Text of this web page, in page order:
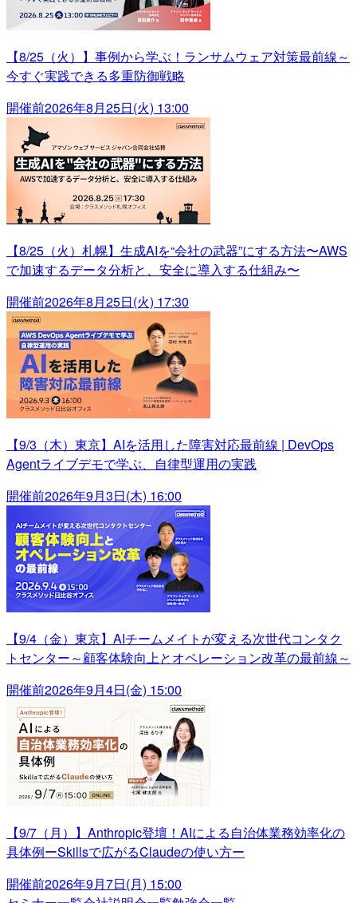
【8/25（火）】事例から学ぶ！ランサムウェア対策最前線～
今すぐ実践できる多重防御戦略
開催前2026年8月25日(火) 13:00
【8/25（火）札幌】生成AIを“会社の武器”にする方法〜AWS
で加速するデータ分析と、安全に導入する仕組み〜
開催前2026年8月25日(火) 17:30
【9/3（木）東京】AIを活用した障害対応最前線 | DevOps
Agentライブデモで学ぶ、自律型運用の実践
開催前2026年9月3日(木) 16:00
【9/4（金）東京】AIチームメイトが変える次世代コンタク
トセンター～顧客体験向上とオペレーション改革の最前線～
開催前2026年9月4日(金) 15:00
【9/7（月）】Anthropic登壇！AIによる自治体業務効率化の
具体例ーSkillsで広がるClaudeの使い方ー
開催前2026年9月7日(月) 15:00